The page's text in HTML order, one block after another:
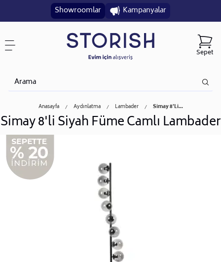
Showroomlar Kampanyalar
Sepet
Anasayfa Aydınlatma Lambader Simay 8'li...
Simay 8'li Siyah Füme Camlı Lambader